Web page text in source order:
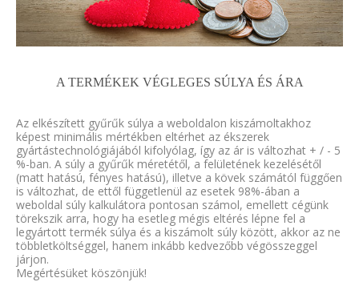
A TERMÉKEK VÉGLEGES SÚLYA ÉS ÁRA
Az elkészített gyűrűk súlya a weboldalon kiszámoltakhoz
képest minimális mértékben eltérhet az ékszerek
gyártástechnológiájából kifolyólag, így az ár is változhat + / - 5
%-ban. A súly a gyűrűk méretétől, a felületének kezelésétől
(matt hatású, fényes hatású), illetve a kövek számától függően
is változhat, de ettől függetlenül az esetek 98%-ában a
weboldal súly kalkulátora pontosan számol, emellett cégünk
törekszik arra, hogy ha esetleg mégis eltérés lépne fel a
legyártott termék súlya és a kiszámolt súly között, akkor az ne
többletköltséggel, hanem inkább kedvezőbb végösszeggel
járjon.
Megértésüket köszönjük!